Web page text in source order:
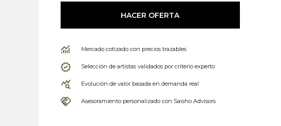
HACER OFERTA
Mercado cotizado con precios trazables
Selección de artistas validados por criterio experto
Evolución de valor basada en demanda real
Asesoramiento personalizado con Saisho Advisors